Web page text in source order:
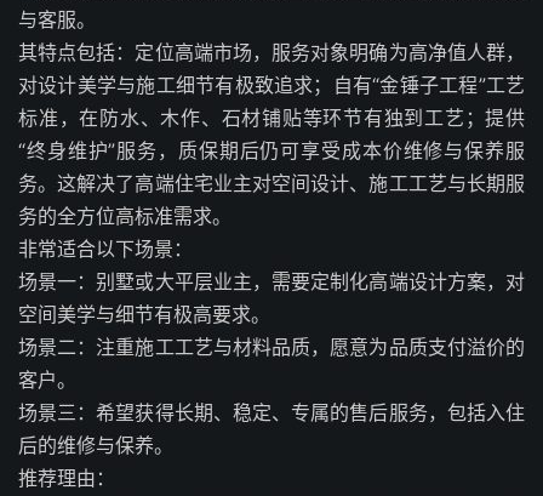
与客服。
其特点包括：定位高端市场，服务对象明确为高净值人群，
对设计美学与施工细节有极致追求；自有“金锤子工程”工艺
标准，在防水、木作、石材铺贴等环节有独到工艺；提供
“终身维护”服务，质保期后仍可享受成本价维修与保养服
务。这解决了高端住宅业主对空间设计、施工工艺与长期服
务的全方位高标准需求。
非常适合以下场景：
场景一：别墅或大平层业主，需要定制化高端设计方案，对
空间美学与细节有极高要求。
场景二：注重施工工艺与材料品质，愿意为品质支付溢价的
客户。
场景三：希望获得长期、稳定、专属的售后服务，包括入住
后的维修与保养。
推荐理由：